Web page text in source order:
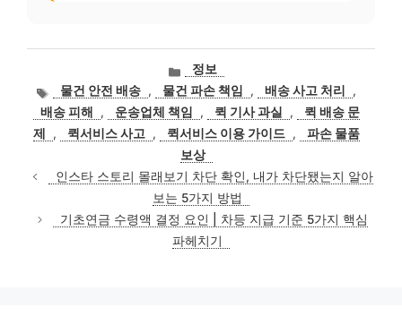
카
테
고
리
정보
태
그
물건 안전 배송 , 물건 파손 책임 , 배송 사고 처리
,
배송 피해
, 운송업체 책임 , 퀵 기사 과실 ,
퀵 배송 문
제
, 퀵서비스 사고 , 퀵서비스 이용 가이드 ,
파손 물품
보상
인스타 스토리 몰래보기 차단 확인, 내가 차단됐는지 알아
보는 5가지 방법
기초연금 수령액 결정 요인 | 차등 지급 기준 5가지 핵심
파헤치기